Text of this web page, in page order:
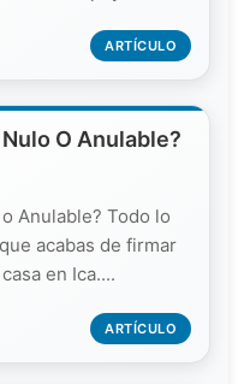
ARTÍCULO
O Anulable?
Anulable? Todo lo
acabas de firmar
en Ica....
ARTÍCULO